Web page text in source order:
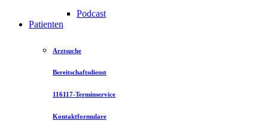
Podcast
Patienten
Arztsuche
Bereitschaftsdienst
116117-Terminservice
Kontaktformulare